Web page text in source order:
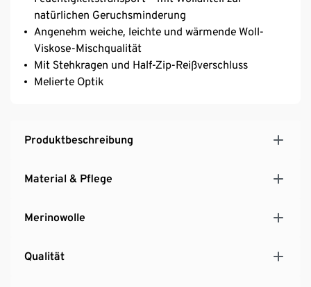
natürlichen Geruchsminderung
Angenehm weiche, leichte und wärmende Woll-
Viskose-Mischqualität
Mit Stehkragen und Half-Zip-Reißverschluss
Melierte Optik
Produktbeschreibung
Material & Pflege
Merinowolle
Qualität